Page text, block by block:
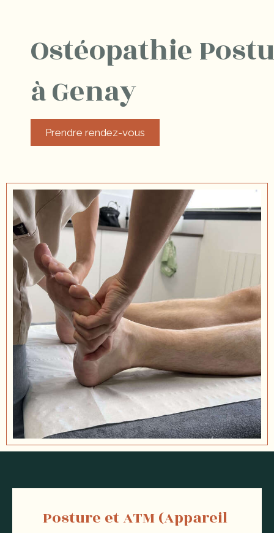
Ostéopathie
à Genay
Prendre rendez-vous
Posture et ATM (Appareil